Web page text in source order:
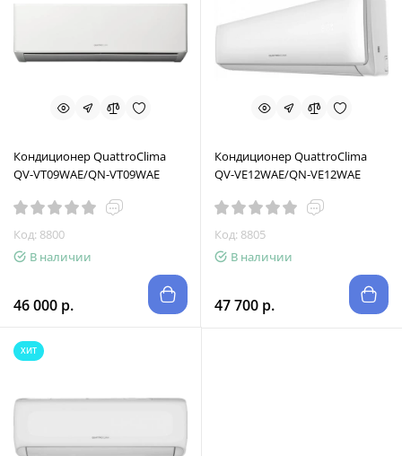
Кондиционер QuattroClima
QV-VT09WAE/QN-VT09WAE
Код: 8800
В наличии
46 000 р.
Кондиционер QuattroClima
QV-VE12WAE/QN-VE12WAE
Код: 8805
В наличии
47 700 р.
ХИТ